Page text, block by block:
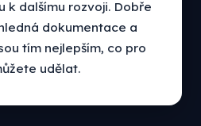
k dalšímu rozvoji. Dobře
dokumentace a
tím nejlepším, co pro
udělat.